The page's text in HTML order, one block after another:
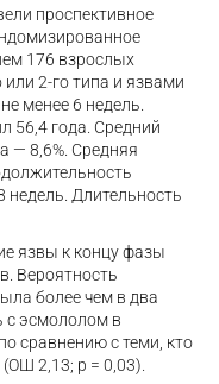
проспективное
176 взрослых
2-го типа и язвами
менее 6 недель.
56,4 года. Средний
— 8,6%. Средняя
недель. Длительность
язвы к концу фазы
Вероятность
более чем в два
с эсмололом в
сравнению с теми, кто
2,13; р = 0,03).